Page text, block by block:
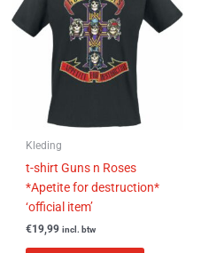
Kleding
t-shirt Guns n Roses
*Apetite for destruction*
‘official item’
€19,99 incl. btw
heeft
meerdere
de